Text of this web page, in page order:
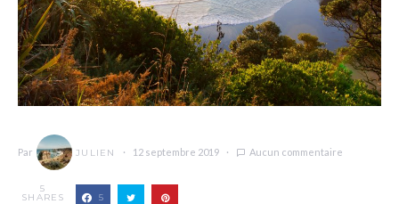
Par JULIEN 12 septembre 2019 Aucun commentaire
5
SHARES 5